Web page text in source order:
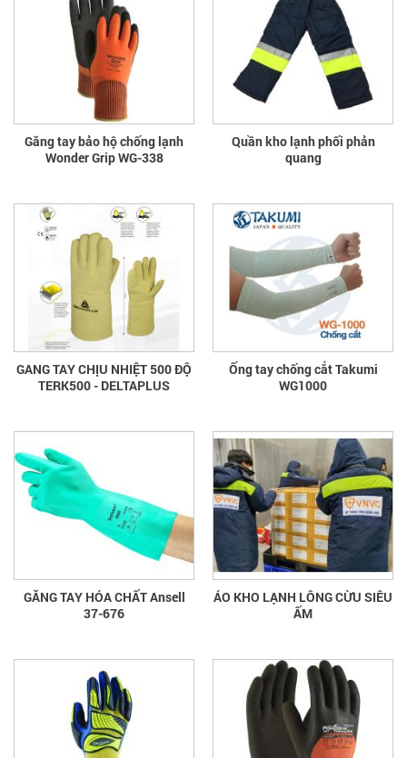
Găng tay bảo hộ chống lạnh
Wonder Grip WG-338
Quần kho lạnh phối phản
quang
GANG TAY CHỊU NHIỆT 500 ĐỘ
TERK500 - DELTAPLUS
Ống tay chống cắt Takumi
WG1000
GĂNG TAY HÓA CHẤT Ansell
37-676
ÁO KHO LẠNH LÔNG CỪU SIÊU
ẤM